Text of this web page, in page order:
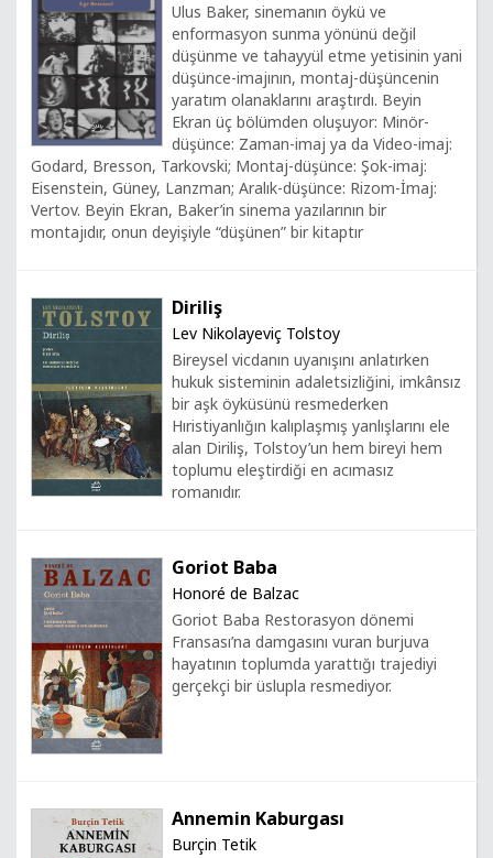
Ulus Baker, sinemanın öykü ve
enformasyon sunma yönünü değil
düşünme ve tahayyül etme yetisinin yani
düşünce-imajının, montaj-düşüncenin
yaratım olanaklarını araştırdı. Beyin
Ekran üç bölümden oluşuyor: Minör-
düşünce: Zaman-imaj ya da Video-imaj:
Godard, Bresson, Tarkovski; Montaj-düşünce: Şok-imaj:
Eisenstein, Güney, Lanzman; Aralık-düşünce: Rizom-İmaj:
Vertov. Beyin Ekran, Baker’in sinema yazılarının bir
montajıdır, onun deyişiyle “düşünen” bir kitaptır
Diriliş
Lev Nikolayeviç Tolstoy
Bireysel vicdanın uyanışını anlatırken
hukuk sisteminin adaletsizliğini, imkânsız
bir aşk öyküsünü resmederken
Hıristiyanlığın kalıplaşmış yanlışlarını ele
alan Diriliş, Tolstoy’un hem bireyi hem
toplumu eleştirdiği en acımasız
romanıdır.
Goriot Baba
Honoré de Balzac
Goriot Baba Restorasyon dönemi
Fransası’na damgasını vuran burjuva
hayatının toplumda yarattığı trajediyi
gerçekçi bir üslupla resmediyor.
Annemin Kaburgası
Burçin Tetik